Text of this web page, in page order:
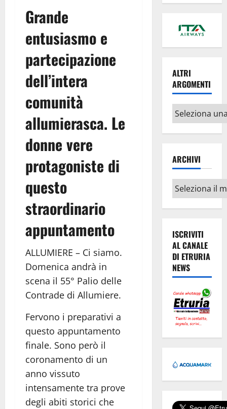
Grande
entusiasmo e
partecipazione
dell’intera
comunità
allumierasca. Le
donne vere
protagoniste di
questo
straordinario
appuntamento
ALLUMIERE – Ci siamo.
Domenica andrà in
scena il 55° Palio delle
Contrade di Allumiere.
Fervono i preparativi a
questo appuntamento
finale. Sono però il
coronamento di un
anno vissuto
intensamente tra prove
degli abiti storici che
ALTRI
ARGOMENTI
Altri
argomenti
ARCHIVI
Archivi
ISCRIVITI
AL CANALE
DI ETRURIA
NEWS